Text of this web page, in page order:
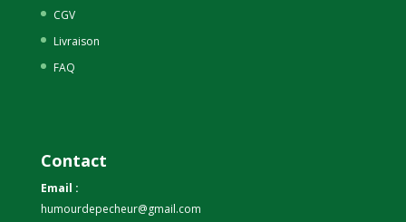
CGV
Livraison
FAQ
Contact
Email :
humourdepecheur@gmail.com